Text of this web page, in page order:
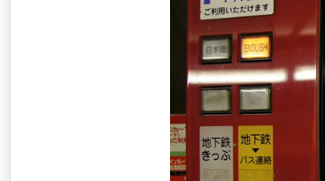
배낭여행
필리핀
바람처럼